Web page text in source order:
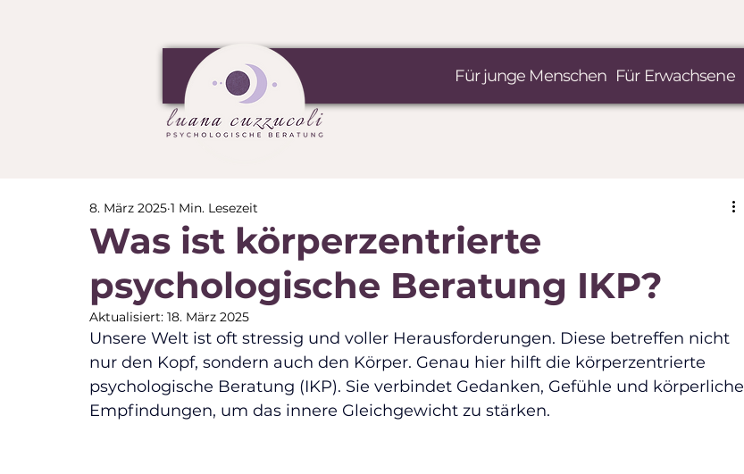
Für junge Menschen Für Erwachsene
Was ist körperzentrierte
psychologische Beratung IKP?
8. März 2025 1 Min. Lesezeit
Aktualisiert: 18. März 2025
Unsere Welt ist oft stressig und voller Herausforderungen. Diese betreffen nicht
nur den Kopf, sondern auch den Körper. Genau hier hilft die körperzentrierte
psychologische Beratung (IKP). Sie verbindet Gedanken, Gefühle und körperliche
Empfindungen, um das innere Gleichgewicht zu stärken.